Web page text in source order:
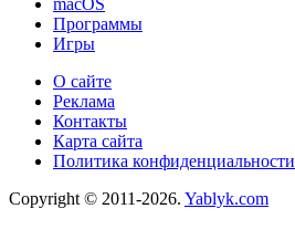
Программы
Игры
О сайте
Реклама
Контакты
Карта сайта
Политика конфиденциальности
Copyright © 2011-2026. Yablyk.сom